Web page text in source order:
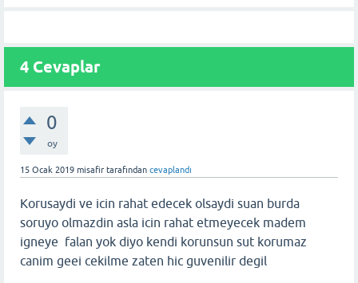
4 Cevaplar
0
oy
15 Ocak 2019 misafir tarafından cevaplandı
Korusaydi ve icin rahat edecek olsaydi suan burda
soruyo olmazdin asla icin rahat etmeyecek madem
igneye falan yok diyo kendi korunsun sut korumaz
canim geei cekilme zaten hic guvenilir degil